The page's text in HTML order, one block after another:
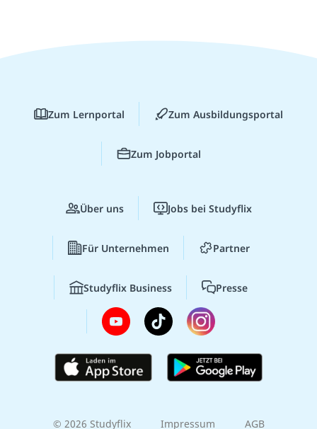
Zum Lernportal Zum Ausbildungsportal
Zum Jobportal
Über uns Jobs bei Studyflix
Für Unternehmen Partner
Studyflix Business Presse
© 2026 Studyflix Impressum AGB